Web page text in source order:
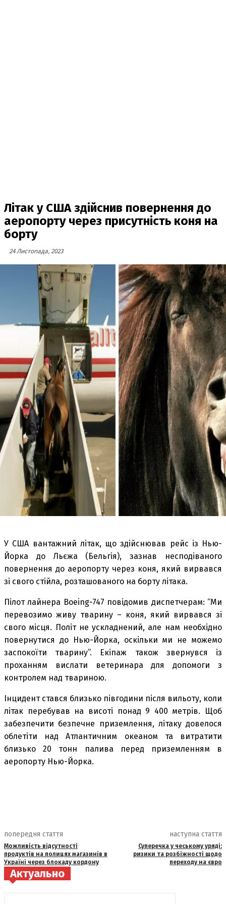
Літак у США здійснив повернення до
аеропорту через присутність коня на
борту
24 Листопада, 2023
У США вантажний літак, що здійснював рейс із Нью-
Йорка до Льєжа (Бельгія), зазнав несподіваного
повернення до аеропорту через коня, який вирвався
зі свого стійла, розташованого на борту літака.
Пілот лайнера Boeing-747 повідомив диспетчерам: “Ми
перевозимо живу тварину – коня, який вирвався зі
свого місця. Політ не ускладнений, але нам необхідно
повернутися до Нью-Йорка, оскільки ми не можемо
заспокоїти тварину”. Екіпаж також звернувся із
проханням вислати ветеринара для допомоги з
контролем над твариною.
Інцидент стався близько півгодини після вильоту, коли
літак перебував на висоті понад 9 400 метрів. Щоб
забезпечити безпечне приземлення, літаку довелося
облетіти над Атлантичним океаном та витратити
близько 20 тонн палива перед приземленням в
аеропорту Нью-Йорка.
попередня стаття
Можливість відсутності
продуктів на полицях магазинів в
Україні через блокаду кордону
наступна стаття
Суперечка у чеському уряді:
ризики та розбіжності щодо
переходу на євро
Актуально